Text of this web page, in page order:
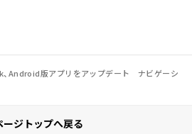
Android版アプリをアップデート ナビゲーシ
ージトップへ戻る